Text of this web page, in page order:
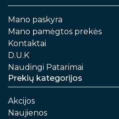
Mano paskyra
Mano pamėgtos prekės
Kontaktai
D.U.K
Naudingi Patarimai
Prekių kategorijos
Akcijos
Naujienos